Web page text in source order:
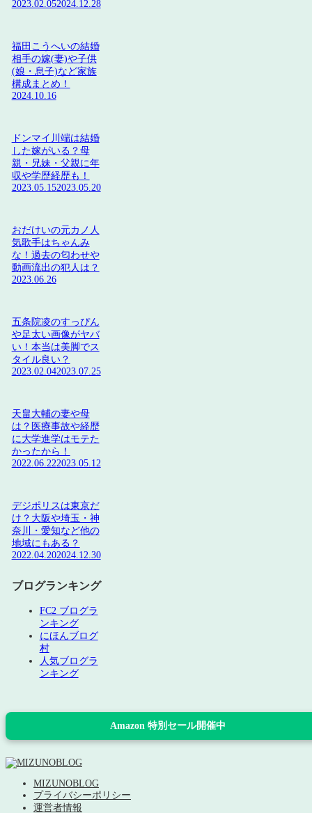
2023.02.052024.12.28
福田こうへいの結婚
相手の嫁(妻)や子供
(娘・息子)など家族
構成まとめ！
2024.10.16
ドンマイ川端は結婚
した嫁がいる？母
親・兄妹・父親に年
収や学歴経歴も！
2023.05.152023.05.20
おだけいの元カノ人
気歌手はちゃんみ
な！過去の匂わせや
動画流出の犯人は？
2023.06.26
五条院凌のすっぴん
や足太い画像がヤバ
い！本当は美脚でス
タイル良い？
2023.02.042023.07.25
天畠大輔の妻や母
は？医療事故や経歴
に大学進学はモテた
かったから！
2022.06.222023.05.12
デジポリスは東京だ
け？大阪や埼玉・神
奈川・愛知など他の
地域にもある？
2022.04.202024.12.30
ブログランキング
FC2 ブログラ
ンキング
にほんブログ
村
人気ブログラ
ンキング
Amazon 特別セール開催中
MIZUNOBLOG
プライバシーポリシー
運営者情報